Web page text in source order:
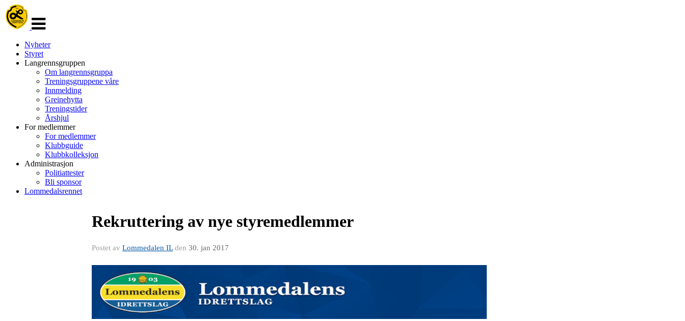
navigasjon
Nyheter
Styret
Langrennsgruppen
Om langrennsgruppa
Treningsgruppene våre
Innmelding
Greinehytta
Treningstider
Årshjul
For medlemmer
For medlemmer
Klubbguide
Klubbkolleksjon
Administrasjon
Politiattester
Bli sponsor
Lommedalsrennet
Rekruttering av nye styremedlemmer
Postet av Lommedalen ILden 30. jan 2017